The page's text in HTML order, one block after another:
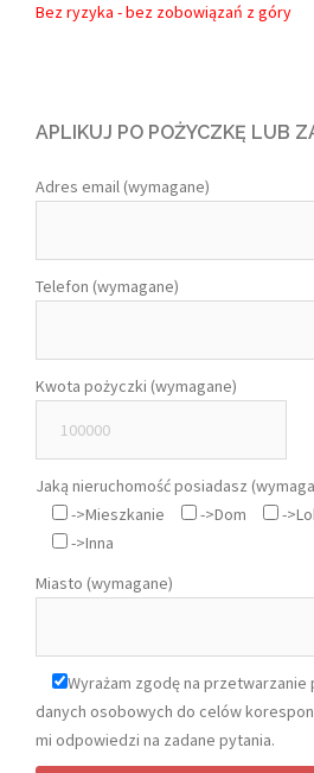
Bez ryzyka - bez zobowiązań z góry
APLIKUJ PO POŻYCZKĘ LUB
Adres email (wymagane)
Telefon (wymagane)
Kwota pożyczki (wymagane)
Jaką nieruchomość posiadasz
->Mieszkanie
->Dom -
->Inna
Miasto (wymagane)
Wyrażam zgodę na
danych osobowych do celów
mi odpowiedzi na zadane pytania.